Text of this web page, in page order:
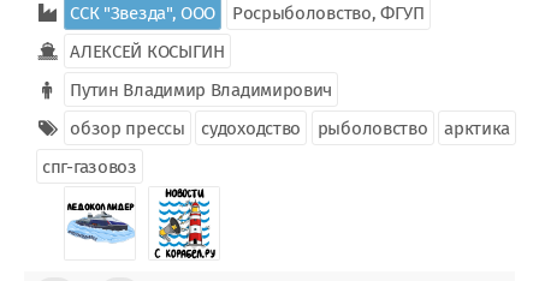
ССК "Звезда", ООО
Росрыболовство, ФГУП
АЛЕКСЕЙ КОСЫГИН
Путин Владимир Владимирович
обзор прессы
судоходство рыболовство
арктика
спг-газовоз